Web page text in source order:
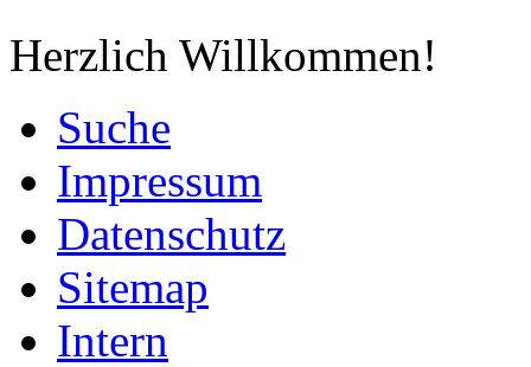
Herzlich Willkommen!
Suche
Impressum
Datenschutz
Sitemap
Intern